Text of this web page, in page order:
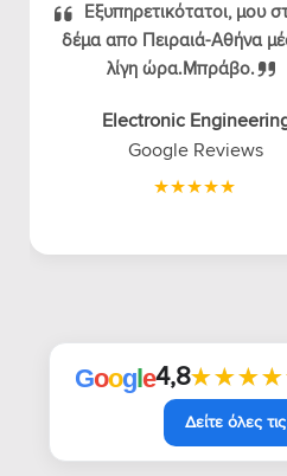
Εξυπηρετικότατοι, μου
δέμα απο Πειραιά-Αθήνα
λίγη ώρα.Μπράβο.
Electronic
Google Reviews
Google4,8
Δείτε όλες